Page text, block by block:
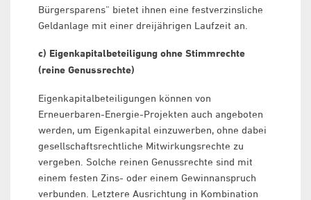
Bürgersparens“ bietet ihnen eine festverzinsliche
Geldanlage mit einer dreijährigen Laufzeit an.
c) Eigenkapitalbeteiligung ohne Stimmrechte
(reine Genussrechte)
Eigenkapitalbeteiligungen können von
Erneuerbaren-Energie-Projekten auch angeboten
werden, um Eigenkapital einzuwerben, ohne dabei
gesellschaftsrechtliche Mitwirkungsrechte zu
vergeben. Solche reinen Genussrechte sind mit
einem festen Zins- oder einem Gewinnanspruch
verbunden. Letztere Ausrichtung in Kombination